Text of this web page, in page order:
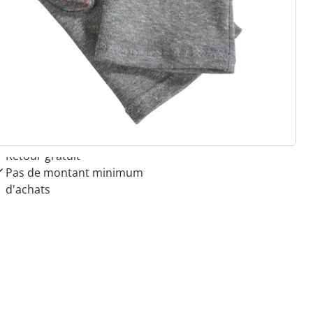
de choisir
& Confort”
Paiement sur facture sans
Retour gratuit
Pas de montant minimum
d'achats